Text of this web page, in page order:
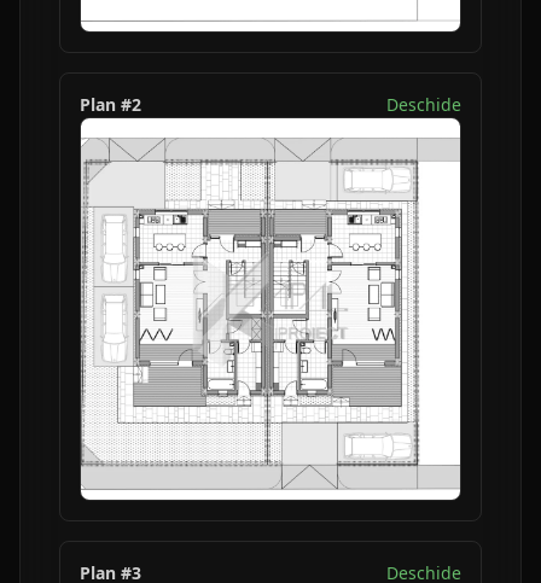
Plan #2 Deschide
Plan #3 Deschide